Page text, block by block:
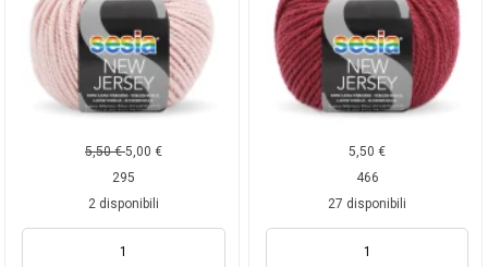
5,50€ 5,00 €
295
2 disponibili
5,50€
466
27 disponibili